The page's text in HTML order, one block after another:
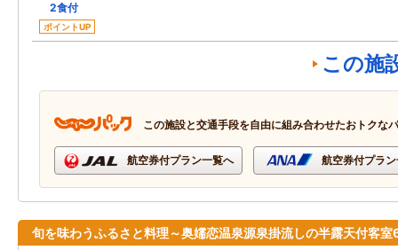
2食付
ポイントUP
この施
この施設と交通手段を自由に組み合わせたおトクな
航空券付プラン一覧へ 航空券付プラ
旬を味わうふるさと料理～奥嬬恋温泉源泉掛流しの半露天付客室